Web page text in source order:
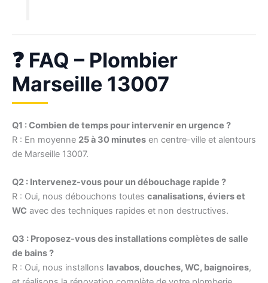
❓ FAQ – Plombier
Marseille 13007
Q1 : Combien de temps pour intervenir en urgence ?
R : En moyenne 25 à 30 minutes en centre-ville et alentours
de Marseille 13007.
Q2 : Intervenez-vous pour un débouchage rapide ?
R : Oui, nous débouchons toutes canalisations, éviers et
WC avec des techniques rapides et non destructives.
Q3 : Proposez-vous des installations complètes de salle
de bains ?
R : Oui, nous installons lavabos, douches, WC, baignoires,